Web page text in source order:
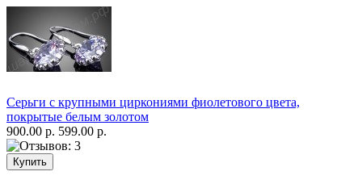
Серьги с крупными циркониями фиолетового цвета,
покрытые белым золотом
900.00 р. 599.00 р.